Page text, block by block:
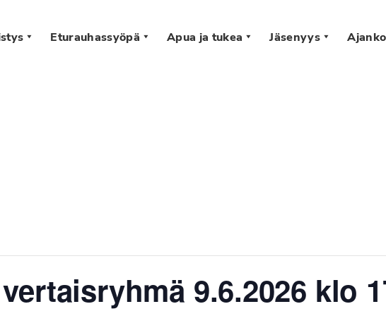
Eturauhassyöpä Apua ja tukea Jäsenyys
9.6.2026 klo